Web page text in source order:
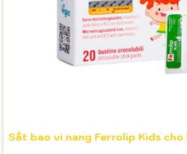
Sắt bao vi nang Ferrolip Kids